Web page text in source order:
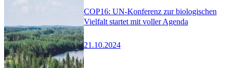
COP16: UN-Konferenz zur biologischen
Vielfalt startet mit voller Agenda
21.10.2024